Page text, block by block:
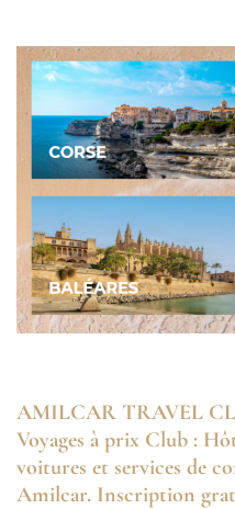
AMILCAR TRAVEL
Voyages à prix Club :
voitures et services de
Amilcar. Inscription